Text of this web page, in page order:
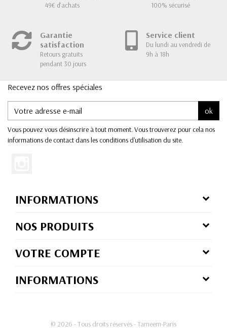
49€ d'achats
100% sécurisé
Garantie
satisfaction
Retours gratuits
pendant 30 jours
Service client
Du lundi au vendredi de
9h à 18h
Recevez nos offres spéciales
ok
Vous pouvez vous désinscrire à tout moment. Vous trouverez pour cela nos
informations de contact dans les conditions d'utilisation du site.
INFORMATIONS
NOS PRODUITS
VOTRE COMPTE
INFORMATIONS
© 2026 - Tous droits réservés - Tameem-Paris